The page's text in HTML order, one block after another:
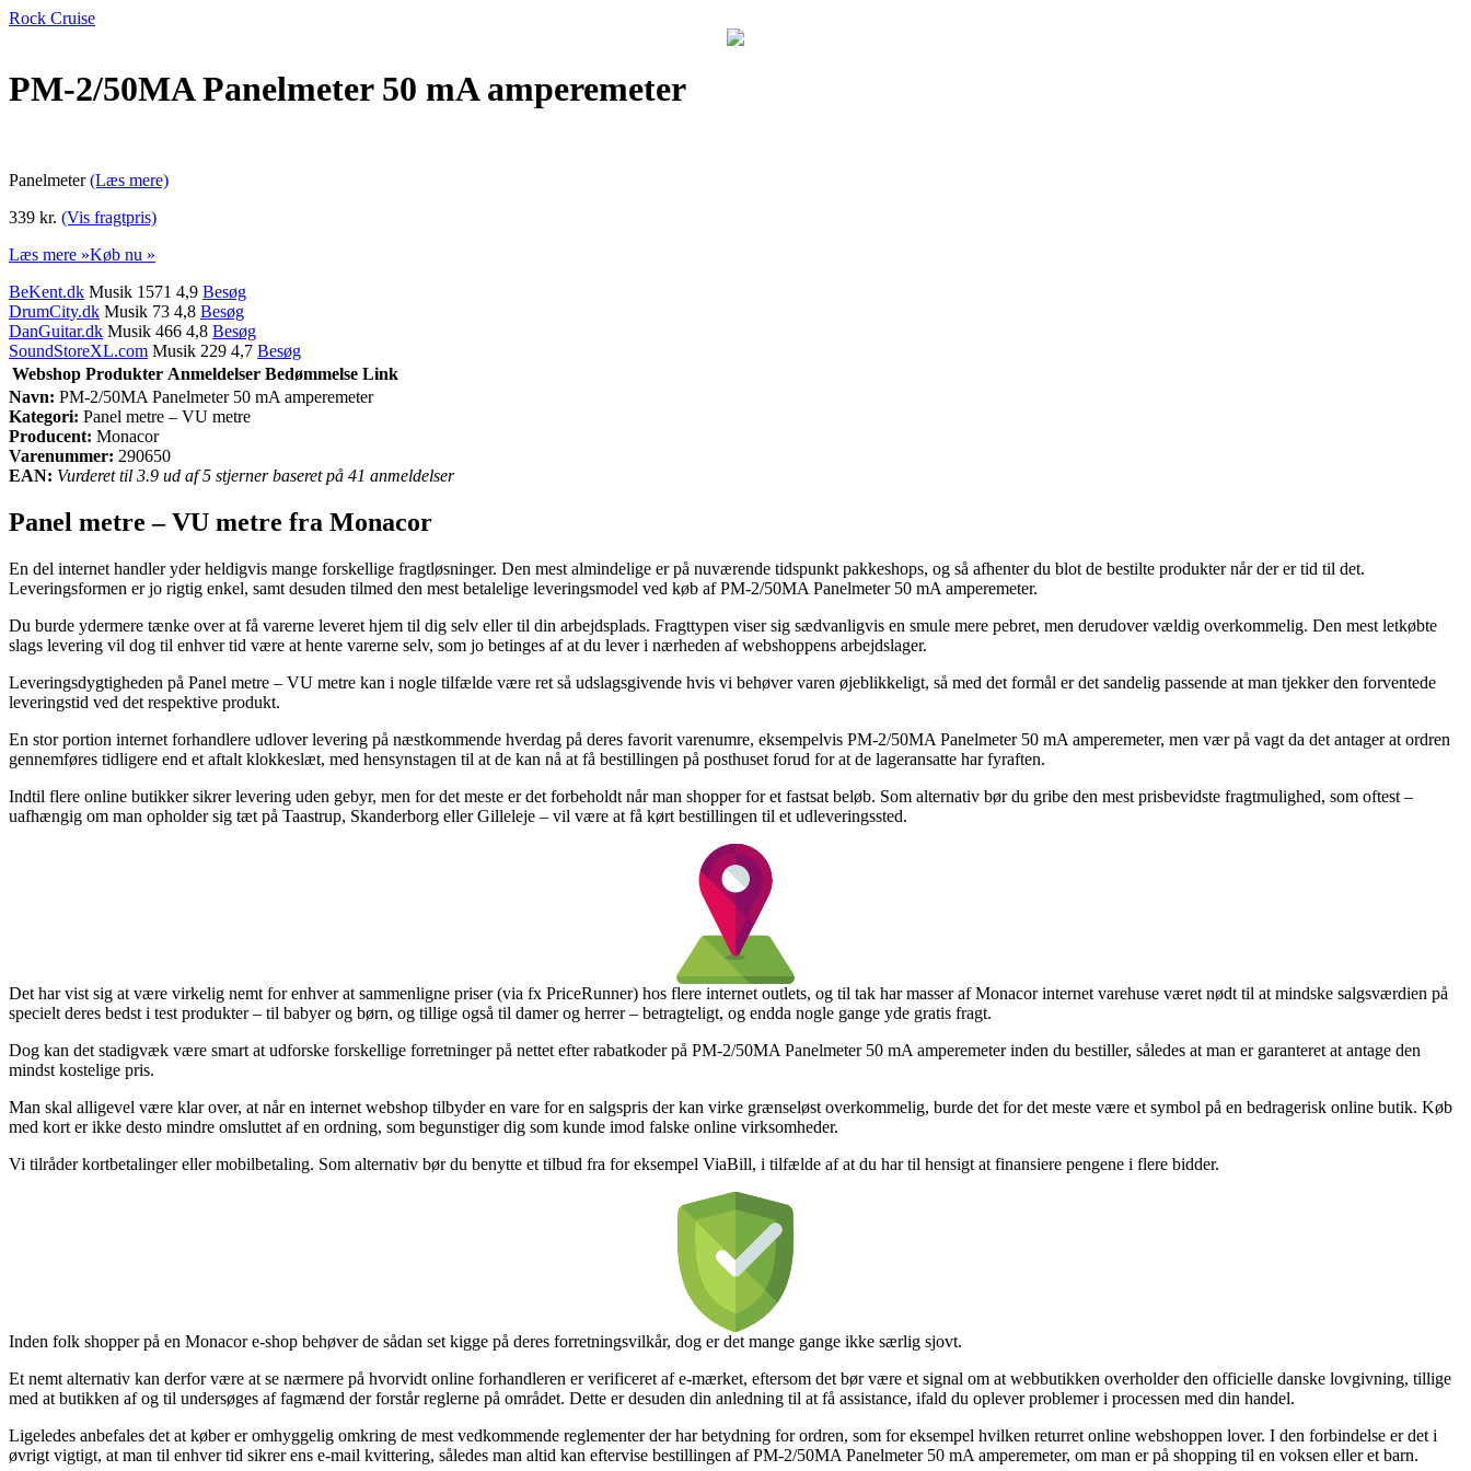
Rock Cruise
PM-2/50MA Panelmeter 50 mA amperemeter
Panelmeter(Læs mere)
339 kr. (Vis fragtpris)
Læs mere »Køb nu »
BeKent.dk Musik 1571 4,9 Besøg
DrumCity.dk Musik 73 4,8 Besøg
DanGuitar.dk Musik 466 4,8 Besøg
SoundStoreXL.com Musik 229 4,7 Besøg
Webshop Produkter Anmeldelser Bedømmelse Link
Navn: PM-2/50MA Panelmeter 50 mA amperemeter
Kategori: Panel metre – VU metre
Producent: Monacor
Varenummer: 290650
EAN: Vurderet til 3.9 ud af 5 stjerner baseret på 41 anmeldelser
Panel metre – VU metre fra Monacor
En del internet handler yder heldigvis mange forskellige fragtløsninger. Den mest almindelige er på nuværende tidspunkt pakkeshops, og så afhenter du blot de bestilte produkter når der er tid til det.
Leveringsformen er jo rigtig enkel, samt desuden tilmed den mest betalelige leveringsmodel ved køb af PM-2/50MA Panelmeter 50 mA amperemeter.
Du burde ydermere tænke over at få varerne leveret hjem til dig selv eller til din arbejdsplads. Fragttypen viser sig sædvanligvis en smule mere pebret, men derudover vældig overkommelig. Den mest letkøbte
slags levering vil dog til enhver tid være at hente varerne selv, som jo betinges af at du lever i nærheden af webshoppens arbejdslager.
Leveringsdygtigheden på Panel metre – VU metre kan i nogle tilfælde være ret så udslagsgivende hvis vi behøver varen øjeblikkeligt, så med det formål er det sandelig passende at man tjekker den forventede
leveringstid ved det respektive produkt.
En stor portion internet forhandlere udlover levering på næstkommende hverdag på deres favorit varenumre, eksempelvis PM-2/50MA Panelmeter 50 mA amperemeter, men vær på vagt da det antager at ordren
gennemføres tidligere end et aftalt klokkeslæt, med hensynstagen til at de kan nå at få bestillingen på posthuset forud for at de lageransatte har fyraften.
Indtil flere online butikker sikrer levering uden gebyr, men for det meste er det forbeholdt når man shopper for et fastsat beløb. Som alternativ bør du gribe den mest prisbevidste fragtmulighed, som oftest –
uafhængig om man opholder sig tæt på Taastrup, Skanderborg eller Gilleleje – vil være at få kørt bestillingen til et udleveringssted.
Det har vist sig at være virkelig nemt for enhver at sammenligne priser (via fx PriceRunner) hos flere internet outlets, og til tak har masser af Monacor internet varehuse været nødt til at mindske salgsværdien på
specielt deres bedst i test produkter – til babyer og børn, og tillige også til damer og herrer – betragteligt, og endda nogle gange yde gratis fragt.
Dog kan det stadigvæk være smart at udforske forskellige forretninger på nettet efter rabatkoder på PM-2/50MA Panelmeter 50 mA amperemeter inden du bestiller, således at man er garanteret at antage den
mindst kostelige pris.
Man skal alligevel være klar over, at når en internet webshop tilbyder en vare for en salgspris der kan virke grænseløst overkommelig, burde det for det meste være et symbol på en bedragerisk online butik. Køb
med kort er ikke desto mindre omsluttet af en ordning, som begunstiger dig som kunde imod falske online virksomheder.
Vi tilråder kortbetalinger eller mobilbetaling. Som alternativ bør du benytte et tilbud fra for eksempel ViaBill, i tilfælde af at du har til hensigt at finansiere pengene i flere bidder.
Inden folk shopper på en Monacor e-shop behøver de sådan set kigge på deres forretningsvilkår, dog er det mange gange ikke særlig sjovt.
Et nemt alternativ kan derfor være at se nærmere på hvorvidt online forhandleren er verificeret af e-mærket, eftersom det bør være et signal om at webbutikken overholder den officielle danske lovgivning, tillige
med at butikken af og til undersøges af fagmænd der forstår reglerne på området. Dette er desuden din anledning til at få assistance, ifald du oplever problemer i processen med din handel.
Ligeledes anbefales det at køber er omhyggelig omkring de mest vedkommende reglementer der har betydning for ordren, som for eksempel hvilken returret online webshoppen lover. I den forbindelse er det i
øvrigt vigtigt, at man til enhver tid sikrer ens e-mail kvittering, således man altid kan eftervise bestillingen af PM-2/50MA Panelmeter 50 mA amperemeter, om man er på shopping til en voksen eller et barn.